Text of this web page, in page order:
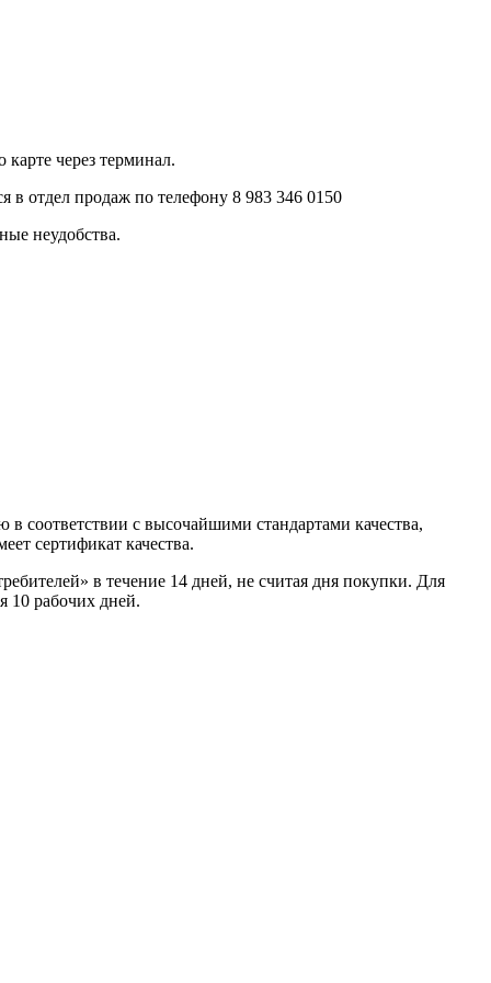
через терминал.
в отдел продаж по телефону 8 983 346 0150
неудобства.
соответствии с высочайшими стандартами качества,
сертификат качества.
в течение 14 дней, не считая дня покупки. Для
10 рабочих дней.